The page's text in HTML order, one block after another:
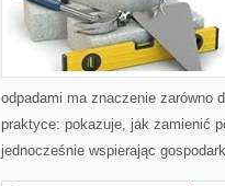
odpadami ma znaczenie zarówno
praktyce: pokazuje, jak zamienić
jednocześnie wspierając